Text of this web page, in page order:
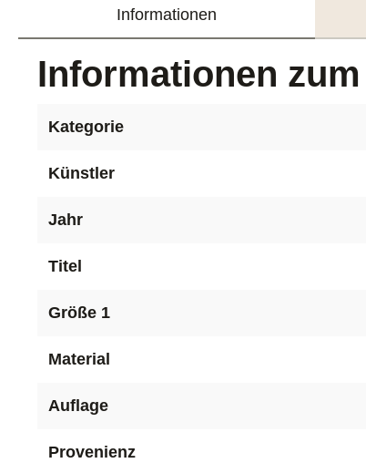
Informationen
Informationen
Kategorie
Künstler
Jahr
Titel
Größe 1
Material
Auflage
Provenienz